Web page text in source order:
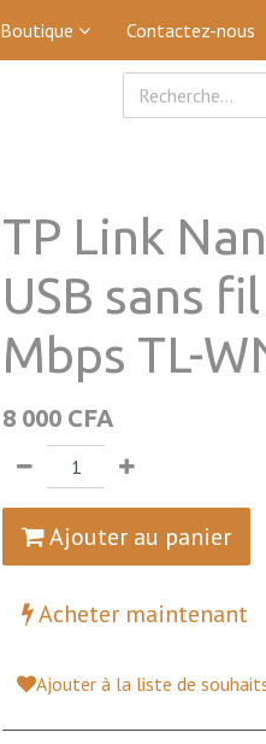
Boutique Contactez-nous
TP Link
USB sans
Mbps TL-
8 000 CFA
Ajouter au panier
Acheter maintenant
Ajouter à la liste de